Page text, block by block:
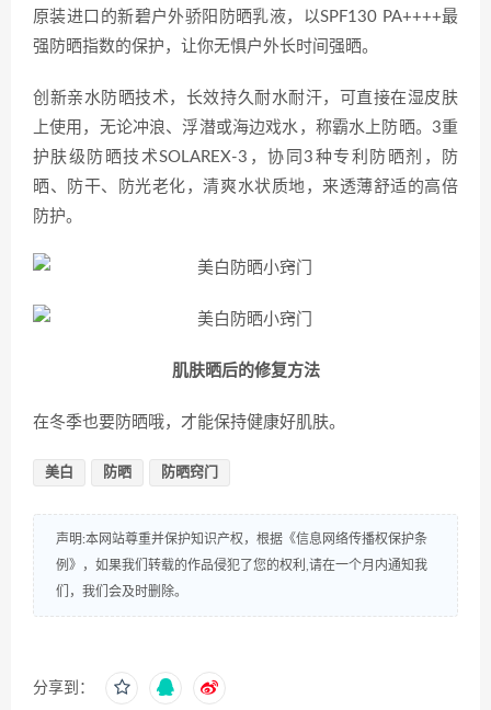
原装进口的新碧户外骄阳防晒乳液，以SPF130 PA++++最
强防晒指数的保护，让你无惧户外长时间强晒。
创新亲水防晒技术，长效持久耐水耐汗，可直接在湿皮肤
上使用，无论冲浪、浮潜或海边戏水，称霸水上防晒。3重
护肤级防晒技术SOLAREX-3，协同3种专利防晒剂，防
晒、防干、防光老化，清爽水状质地，来透薄舒适的高倍
防护。
肌肤晒后的修复方法
在冬季也要防晒哦，才能保持健康好肌肤。
美白 防晒 防晒窍门
声明:本网站尊重并保护知识产权，根据《信息网络传播权保护条
例》，如果我们转载的作品侵犯了您的权利,请在一个月内通知我
们，我们会及时删除。
分享到：